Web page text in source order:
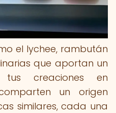
el lychee, rambután
que aportan un
creaciones en
un origen
similares, cada una